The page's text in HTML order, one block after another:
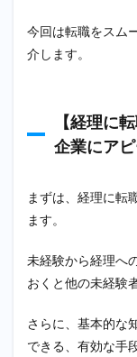
今回は転職をスム
介します。
【経理に
企業にア
まずは、経理に転
ます。
未経験から経理へ
おくと他の未経験
さらに、基本的な
できる、有効な手